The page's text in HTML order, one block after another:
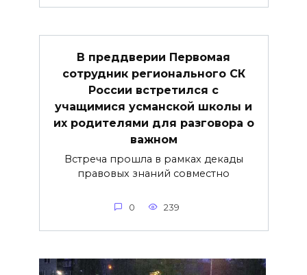
В преддверии Первомая
сотрудник регионального СК
России встретился с
учащимися усманской школы и
их родителями для разговора о
важнoм
Встреча прошла в рамках декады
правовых знаний совместно
0 239